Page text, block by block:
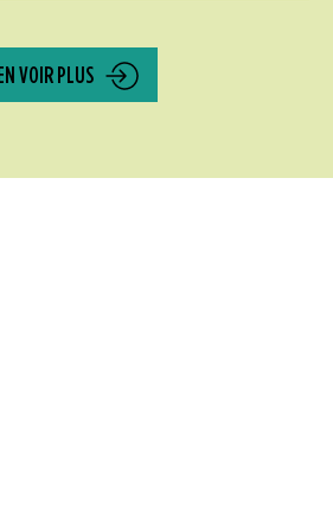
EN VOIR PLUS